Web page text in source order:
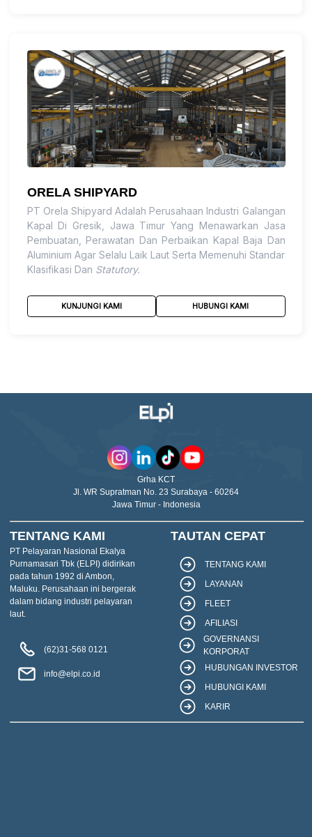
ORELA SHIPYARD
PT Orela Shipyard Adalah Perusahaan Industri Galangan
Kapal Di Gresik, Jawa Timur Yang Menawarkan Jasa
Pembuatan, Perawatan Dan Perbaikan Kapal Baja Dan
Aluminium Agar Selalu Laik Laut Serta Memenuhi Standar
Klasifikasi Dan Statutory.
PT Orela Shipyard Tidak Hanya
Untuk Memenuhi
Kebutuhan Internal Akan Tetapi Untuk Permintaan
KUNJUNGI KAMI HUBUNGI KAMI
Grha KCT
Jl. WR Supratman No. 23 Surabaya - 60264
Jawa Timur - Indonesia
TENTANG KAMI
PT Pelayaran Nasional Ekalya
Purnamasari Tbk (ELPI) didirikan
pada tahun 1992 di Ambon,
Maluku. Perusahaan ini bergerak
dalam bidang industri pelayaran
laut.
(62)31-568 0121
info@elpi.co.id
TAUTAN CEPAT
TENTANG KAMI
LAYANAN
FLEET
AFILIASI
GOVERNANSI
KORPORAT
HUBUNGAN INVESTOR
HUBUNGI KAMI
KARIR